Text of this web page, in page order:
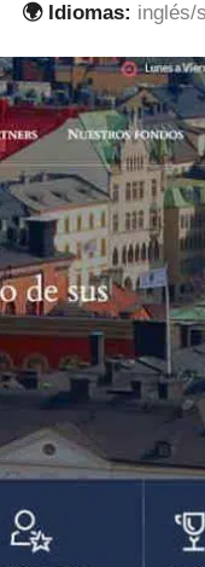
🌍 Idiomas: inglés/